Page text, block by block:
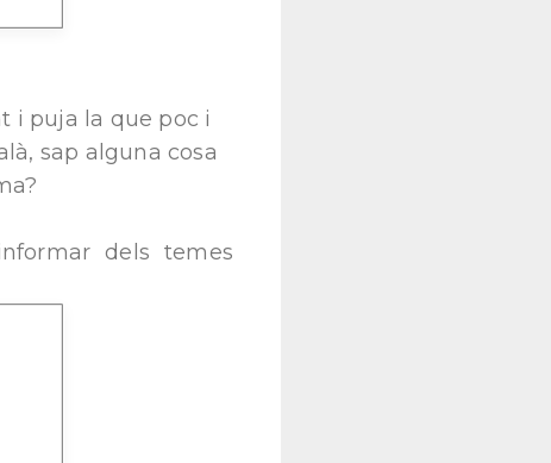
i puja la que poc i
sap alguna cosa
dels temes